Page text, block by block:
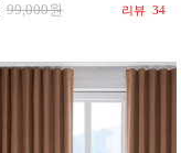
99,000원 리뷰 34